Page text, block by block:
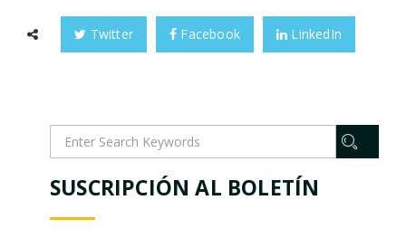
Twitter Facebook LinkedIn
SUSCRIPCIÓN AL BOLETÍN